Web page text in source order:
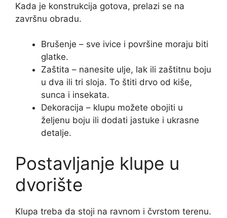
Kada je konstrukcija gotova, prelazi se na
završnu obradu.
Brušenje – sve ivice i površine moraju biti
glatke.
Zaštita – nanesite ulje, lak ili zaštitnu boju
u dva ili tri sloja. To štiti drvo od kiše,
sunca i insekata.
Dekoracija – klupu možete obojiti u
željenu boju ili dodati jastuke i ukrasne
detalje.
Postavljanje klupe u
dvorište
Klupa treba da stoji na ravnom i čvrstom terenu.